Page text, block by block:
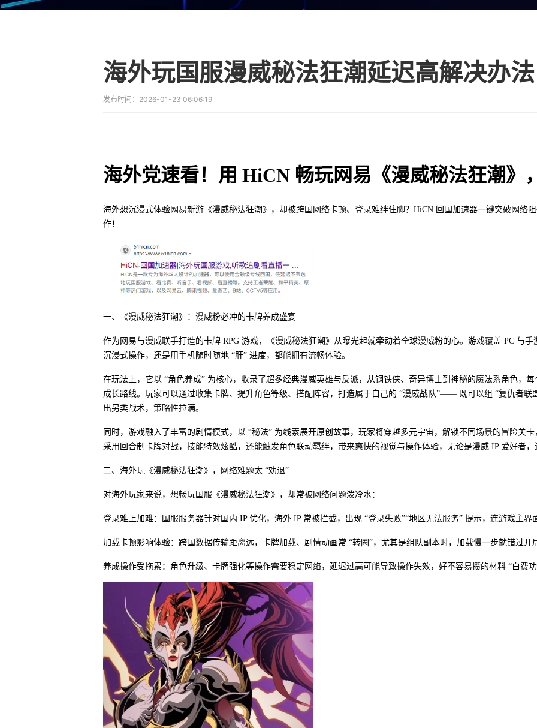
海外玩国服漫威秘法狂潮延迟高解决办法
发布时间： 2026-01-23 06:06:19
海外党速看！用 HiCN 畅玩网易《漫威秘法狂潮》
海外想沉浸式体验网易新游《漫威秘法狂潮》，却被跨国网络卡顿、登录难绊住脚？HiCN 回国加速器一键突破网络
作！
一、《漫威秘法狂潮》：漫威粉必冲的卡牌养成盛宴
作为网易与漫威联手打造的卡牌 RPG 游戏，《漫威秘法狂潮》从曝光起就牵动着全球漫威粉的心。游戏覆盖 PC 与
沉浸式操作，还是用手机随时随地 “肝” 进度，都能拥有流畅体验。
在玩法上，它以 “角色养成” 为核心，收录了超多经典漫威英雄与反派，从钢铁侠、奇异博士到神秘的魔法系角色，
成长路线。玩家可以通过收集卡牌、提升角色等级、搭配阵容，打造属于自己的 “漫威战队”—— 既可以组 “复仇者联
出另类战术，策略性拉满。
同时，游戏融入了丰富的剧情模式，以 “秘法” 为线索展开原创故事，玩家将穿越多元宇宙，解锁不同场景的冒险关
采用回合制卡牌对战，技能特效炫酷，还能触发角色联动羁绊，带来爽快的视觉与操作体验，无论是漫威 IP 爱好者，
二、海外玩《漫威秘法狂潮》，网络难题太 “劝退”
对海外玩家来说，想畅玩国服《漫威秘法狂潮》，却常被网络问题泼冷水：
登录难上加难：国服服务器针对国内 IP 优化，海外 IP 常被拦截，出现 “登录失败”“地区无法服务” 提示，连游戏主界
加载卡顿影响体验：跨国数据传输距离远，卡牌加载、剧情动画常 “转圈”，尤其是组队副本时，加载慢一步就错过开
养成操作受拖累：角色升级、卡牌强化等操作需要稳定网络，延迟过高可能导致操作失效，好不容易攒的材料 “白费功